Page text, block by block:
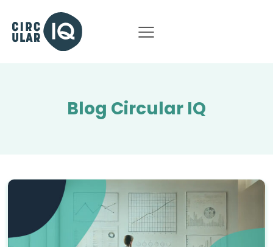
Blog Circular IQ